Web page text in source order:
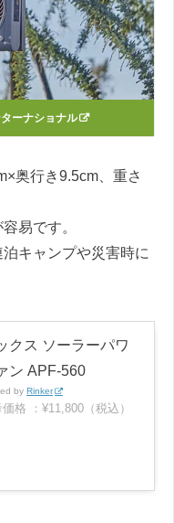
ーナショナル
奥行き9.5cm、重さ
易です。
キャンプや災害時に
クス ソーラーパワ
ン APF-560
by Rinker
格 ：¥11,800（税込）